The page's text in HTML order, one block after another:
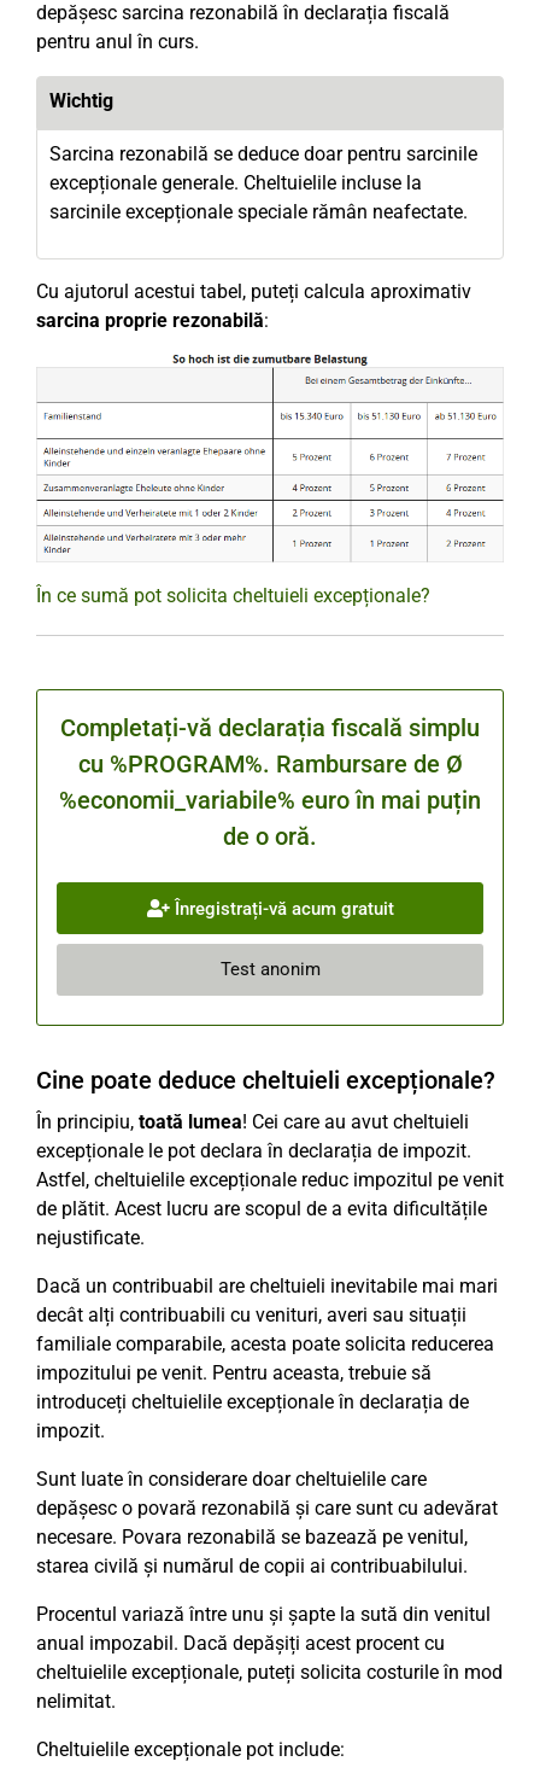
depășesc sarcina rezonabilă în declarația fiscală
pentru anul în curs.
Wichtig
Sarcina rezonabilă se deduce doar pentru sarcinile
excepționale generale. Cheltuielile incluse la
sarcinile excepționale speciale rămân neafectate.
Cu ajutorul acestui tabel, puteți calcula aproximativ
sarcina proprie rezonabilă:
În ce sumă pot solicita cheltuieli excepționale?
Completați-vă declarația fiscală simplu
cu %PROGRAM%. Rambursare de Ø
%economii_variabile% euro în mai puțin
de o oră.
Înregistrați-vă acum gratuit
Test anonim
Cine poate deduce cheltuieli excepționale?
În principiu, toată lumea! Cei care au avut cheltuieli
excepționale le pot declara în declarația de impozit.
Astfel, cheltuielile excepționale reduc impozitul pe venit
de plătit. Acest lucru are scopul de a evita dificultățile
nejustificate.
Dacă un contribuabil are cheltuieli inevitabile mai mari
decât alți contribuabili cu venituri, averi sau situații
familiale comparabile, acesta poate solicita reducerea
impozitului pe venit. Pentru aceasta, trebuie să
introduceți cheltuielile excepționale în declarația de
impozit.
Sunt luate în considerare doar cheltuielile care
depășesc o povară rezonabilă și care sunt cu adevărat
necesare. Povara rezonabilă se bazează pe venitul,
starea civilă și numărul de copii ai contribuabilului.
Procentul variază între unu și șapte la sută din venitul
anual impozabil. Dacă depășiți acest procent cu
cheltuielile excepționale, puteți solicita costurile în mod
nelimitat.
Cheltuielile excepționale pot include: